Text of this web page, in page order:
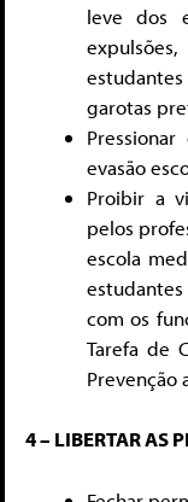
leve dos
garotas
evasão
Proibir a
pelos
escola
com os
Tarefa de
Prevenção
4 – LIBERTAR AS